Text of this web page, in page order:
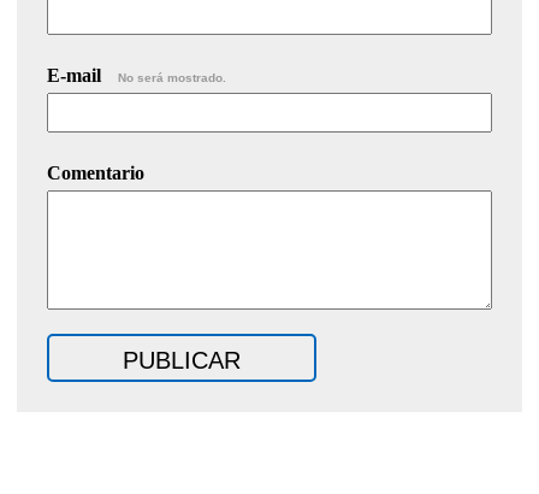
E-mail No será mostrado.
Comentario